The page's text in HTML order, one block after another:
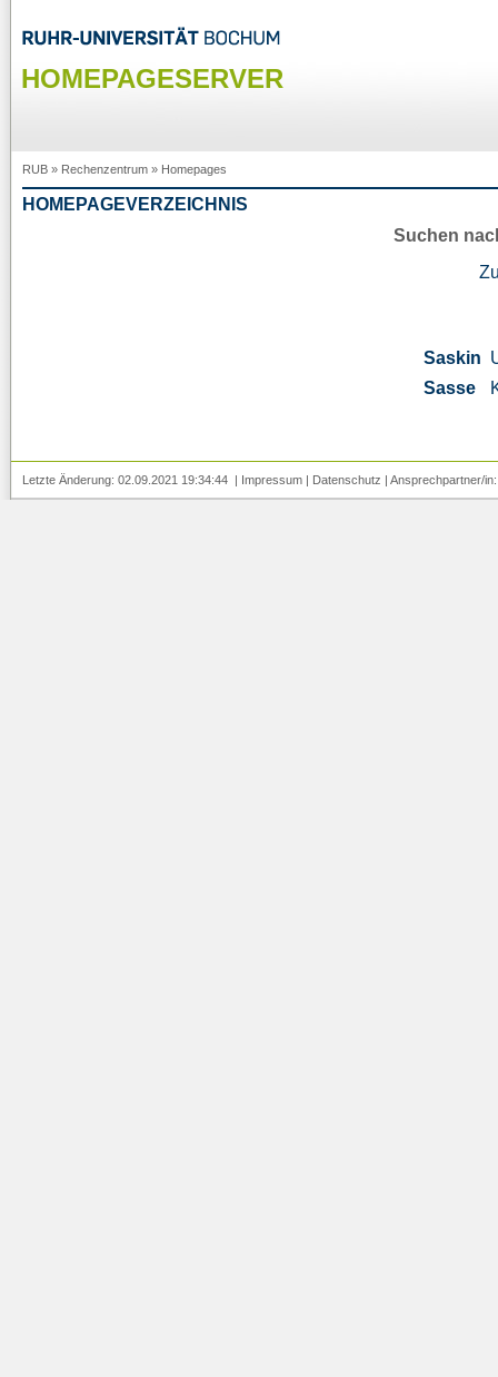
HOMEPAGESERVER
RUB » Rechenzentrum » Homepages
HOMEPAGEVERZEICHNIS
Suchen
Saskin
Sasse
Letzte Änderung: 02.09.2021 19:34:44 | Impressum | Datenschutz | Ansprechpartner/